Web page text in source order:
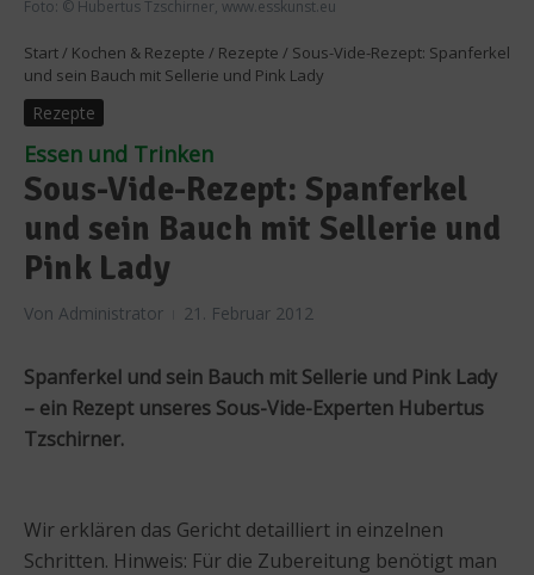
Foto: © Hubertus Tzschirner, www.esskunst.eu
Start / Kochen & Rezepte / Rezepte / Sous-Vide-Rezept: Spanferkel
und sein Bauch mit Sellerie und Pink Lady
Rezepte
Essen und Trinken
Sous-Vide-Rezept: Spanferkel
und sein Bauch mit Sellerie und
Pink Lady
Von Administrator 21. Februar 2012
Spanferkel und sein Bauch mit Sellerie und Pink Lady
– ein Rezept unseres Sous-Vide-Experten Hubertus
Tzschirner.
Wir erklären das Gericht detailliert in einzelnen
Schritten. Hinweis: Für die Zubereitung benötigt man